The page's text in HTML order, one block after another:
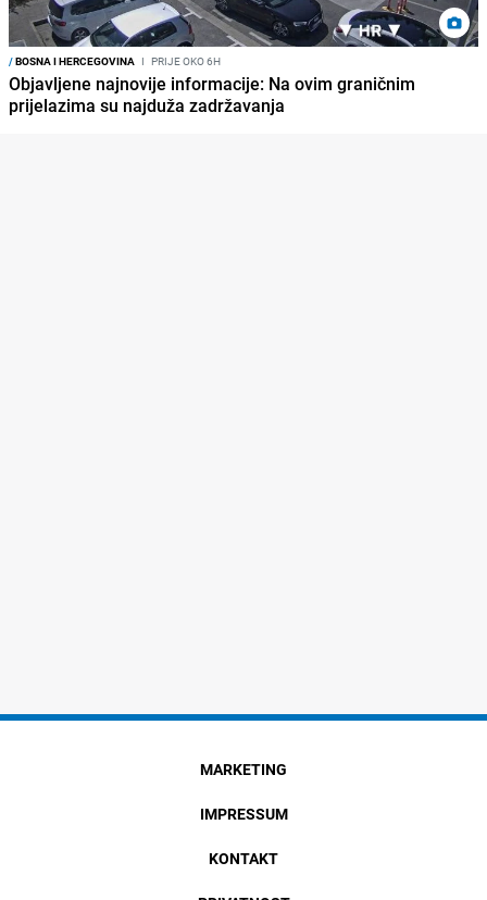
/BOSNA I HERCEGOVINA I PRIJE OKO 6H
Objavljene najnovije informacije: Na ovim graničnim
prijelazima su najduža zadržavanja
MARKETING
IMPRESSUM
KONTAKT